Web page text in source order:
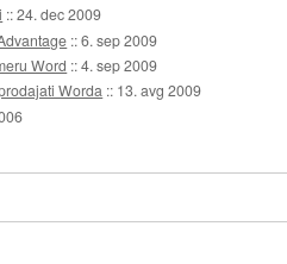
::24. dec 2009
::6. sep 2009
Word ::4. sep 2009
Worda :: 13. avg 2009